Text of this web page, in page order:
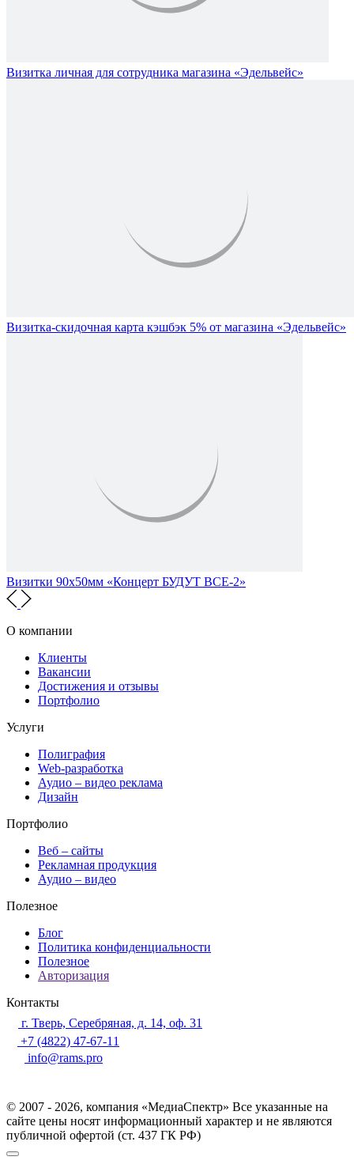
Визитка личная для сотрудника магазина «Эдельвейс»
Визитка-скидочная карта кэшбэк 5% от магазина «Эдельвейс»
Визитки 90х50мм «Концерт БУДУТ ВСЕ-2»
О компании
Клиенты
Вакансии
Достижения и отзывы
Портфолио
Услуги
Полиграфия
Web-разработка
Аудио – видео реклама
Дизайн
Портфолио
Веб – сайты
Рекламная продукция
Аудио – видео
Полезное
Блог
Политика конфиденциальности
Полезное
Авторизация
Контакты
г. Тверь, Серебряная, д. 14, оф. 31
+7 (4822) 47-67-11
info@rams.pro
© 2007 - 2026, компания «МедиаСпектр» Все указанные на
сайте цены носят информационный характер и не являются
публичной офертой (ст. 437 ГК РФ)